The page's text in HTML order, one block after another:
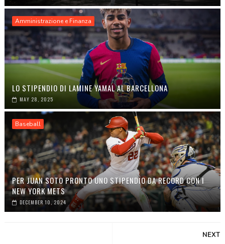
Amministrazione e Finanza
LO STIPENDIO DI LAMINE YAMAL AL BARCELLONA
MAY 28, 2025
Baseball
PER JUAN SOTO PRONTO UNO STIPENDIO DA RECORD CON I
NEW YORK METS
DECEMBER 10, 2024
NEXT